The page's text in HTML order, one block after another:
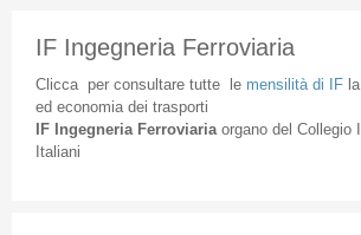
IF Ingegneria Ferroviaria
Cliccaper consultare tuttele mensilità di IFla
ed economia dei trasporti
IF Ingegneria Ferroviaria organodel Collegio
Italiani